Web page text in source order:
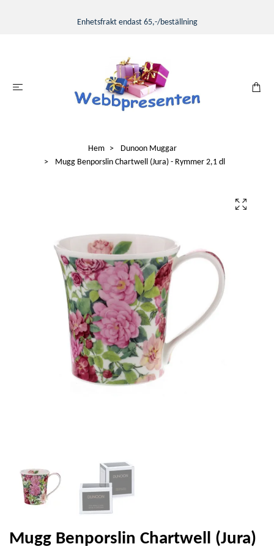
Enhetsfrakt endast 65,-/beställning
Hem
Dunoon Muggar
Mugg Benporslin Chartwell (Jura) - Rymmer 2,1 dl
Mugg Benporslin Chartwell (Jura)